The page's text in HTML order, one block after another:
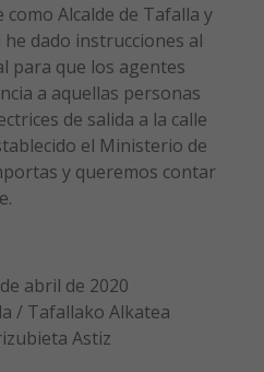
Alcalde de Tafalla y
dado instrucciones al
para que los agentes
a aquellas personas
de salida a la calle
el Ministerio de
y queremos contar
abril de 2020
/ Tafallako Alkatea
Astiz